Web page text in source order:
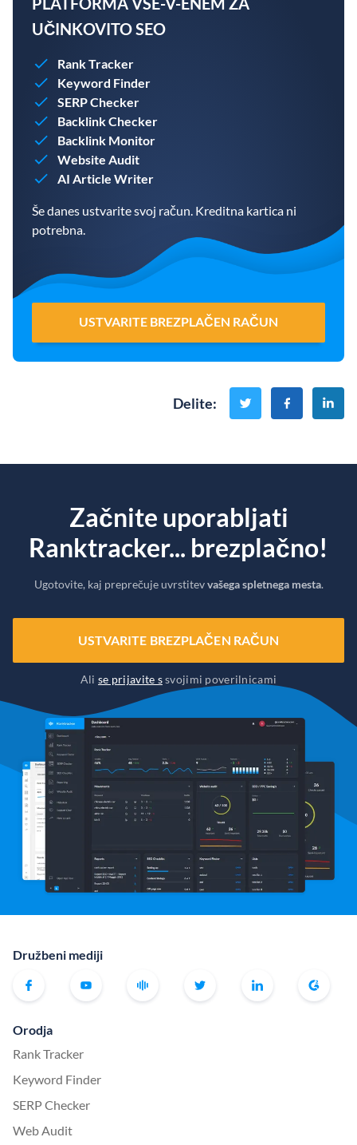
UČINKOVITO SEO
Rank Tracker
Keyword Finder
SERP Checker
Backlink Checker
Backlink Monitor
Website Audit
AI Article Writer
Še danes ustvarite svoj račun. Kreditna kartica ni
potrebna.
USTVARITE BREZPLAČEN RAČUN
Delite:
Začnite uporabljati
Ranktracker... brezplačno!
Ugotovite, kaj preprečuje uvrstitevvašega spletnega mesta.
USTVARITE BREZPLAČEN RAČUN
Alise prijavite ssvojimi poverilnicami
Družbeni mediji
Orodja
Rank Tracker
Keyword Finder
SERP Checker
Web Audit